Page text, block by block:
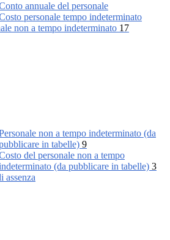
annuale del personale
personale tempo indeterminato
non a tempo indeterminato 17
non a tempo indeterminato (da
in tabelle) 9
del personale non a tempo
(da pubblicare in tabelle) 3
assenza